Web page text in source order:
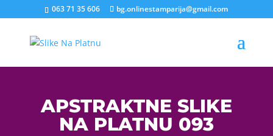
063 71 35 606 bg.onlinestamparija@gmail.com
APSTRAKTNE SLIKE
NA PLATNU 093